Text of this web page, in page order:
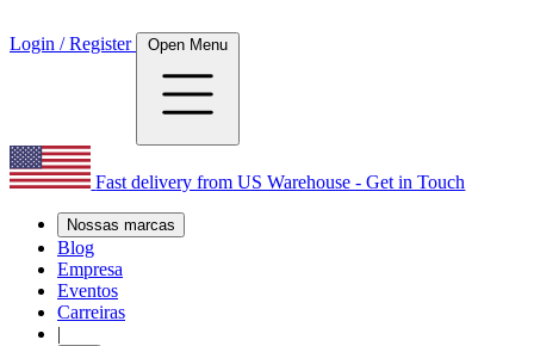
Login / Register Open Menu
Fast delivery from US Warehouse - Get in Touch
Nossas marcas
Blog
Empresa
Eventos
Carreiras
|